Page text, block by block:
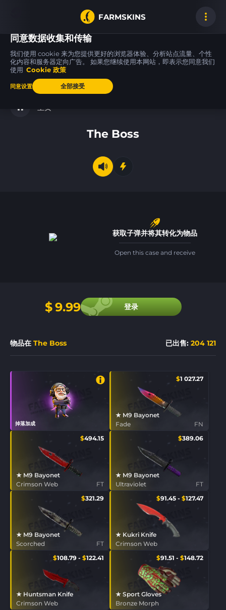
FARMSKINS
M4A1-S
主页
The Boss
获取子弹并将其转化为物品
Open this case and receive
$9.99 登录
物品在 The Boss 已出售: 204 121
掉落加成
$1 027.27
FN
★ M9 Bayonet
Fade
$494.15
FT
★ M9 Bayonet
Crimson Web
$389.06
FT
★ M9 Bayonet
Ultraviolet
$321.29
FT
★ M9 Bayonet
Scorched
$91.45 - $127.47
★ Kukri Knife
Crimson Web
$108.79 - $122.41
★ Huntsman Knife
Crimson Web
$91.51 - $148.72
★ Sport Gloves
Bronze Morph
同意数据收集和传输
我们使用 cookie 来为您提供更好的浏览器体验、分析站点流量、个性
化内容和服务器定向广告。 如果您继续使用本网站，即表示您同意我们
使用 Cookie 政策
同意设置 全部接受